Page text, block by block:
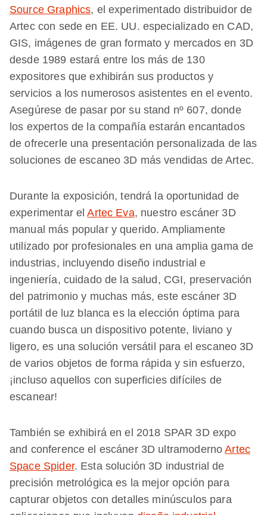
Source Graphics, el experimentado distribuidor de
Artec con sede en EE. UU. especializado en CAD,
GIS, imágenes de gran formato y mercados en 3D
desde 1989 estará entre los más de 130
expositores que exhibirán sus productos y
servicios a los numerosos asistentes en el evento.
Asegúrese de pasar por su stand nº 607, donde
los expertos de la compañía estarán encantados
de ofrecerle una presentación personalizada de las
soluciones de escaneo 3D más vendidas de Artec.
Durante la exposición, tendrá la oportunidad de
experimentar elArtec Eva, nuestro escáner 3D
manual más popular y querido. Ampliamente
utilizado por profesionales en una amplia gama de
industrias, incluyendo diseño industrial e
ingeniería, cuidado de la salud, CGI, preservación
del patrimonio y muchas más, este escáner 3D
portátil de luz blanca es la elección óptima para
cuando busca un dispositivo potente, liviano y
ligero, es una solución versátil para el escaneo 3D
de varios objetos de forma rápida y sin esfuerzo,
¡incluso aquellos con superficies difíciles de
escanear!
También se exhibirá en el 2018 SPAR 3D expo
and conference el escáner 3D ultramodernoArtec
Space Spider. Esta solución 3D industrial de
precisión metrológica es la mejor opción para
capturar objetos con detalles minúsculos para